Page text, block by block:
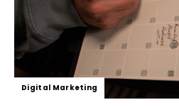
Digital Marketing